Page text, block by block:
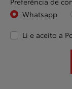
Whatsapp
Li e aceito a